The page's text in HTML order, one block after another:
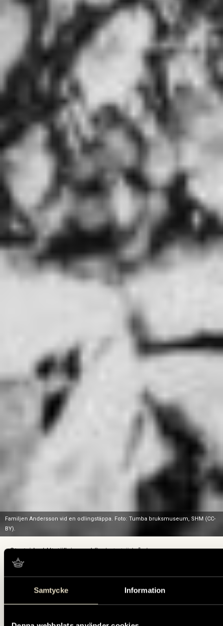
Samtycke Information
Familjen Andersson vid en odlingstäppa. Foto: Tumba bruksmuseum, SHM (CC-
BY).
Startsida Utställningar Brukets trädgårdar
Brukets trädgårdar